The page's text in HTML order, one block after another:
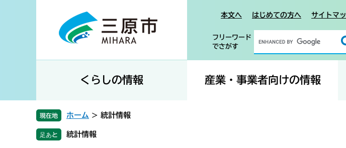
。
て
本文へ はじめての方へ サイトマ
フリーワード
でさがす
くらしの情報 産業・事業者向けの情報
現在地 ホーム > 統計情報
統計情報